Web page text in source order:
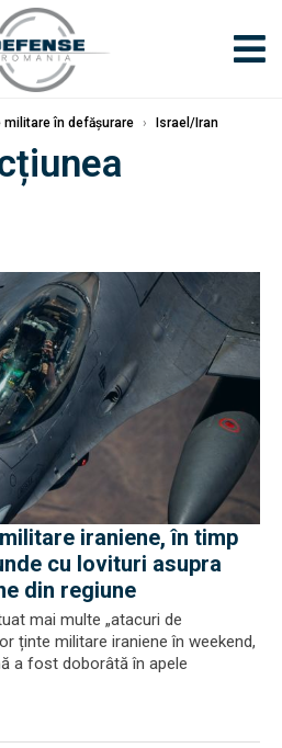
în defășurare › Israel/Iran
iraniene, în timp
cu lovituri asupra
din regiune
mai multe „atacuri de
ținte militare iraniene în weekend,
a fost doborâtă în apele